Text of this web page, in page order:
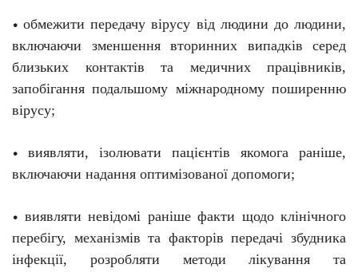
•обмежити передачу вірусу від людини до людини,
включаючи зменшення вторинних випадків серед
близьких контактів та медичних працівників,
запобігання подальшому міжнародному поширенню
вірусу;
• виявляти, ізолювати пацієнтів якомога раніше,
включаючи надання оптимізованої допомоги;
• виявляти невідомі раніше факти щодо клінічного
перебігу, механізмів та факторів передачі збудника
інфекції, розробляти методи лікування та